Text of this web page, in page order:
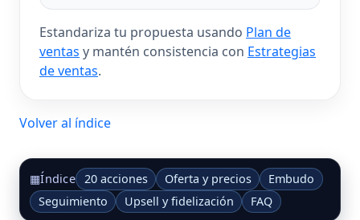
Estandariza tu propuesta usando Plan de
ventas y mantén consistencia con Estrategias
de ventas.
Volver al índice
▦Índice 20 acciones Oferta y precios
Embudo
Seguimiento
Upsell y fidelización FAQ